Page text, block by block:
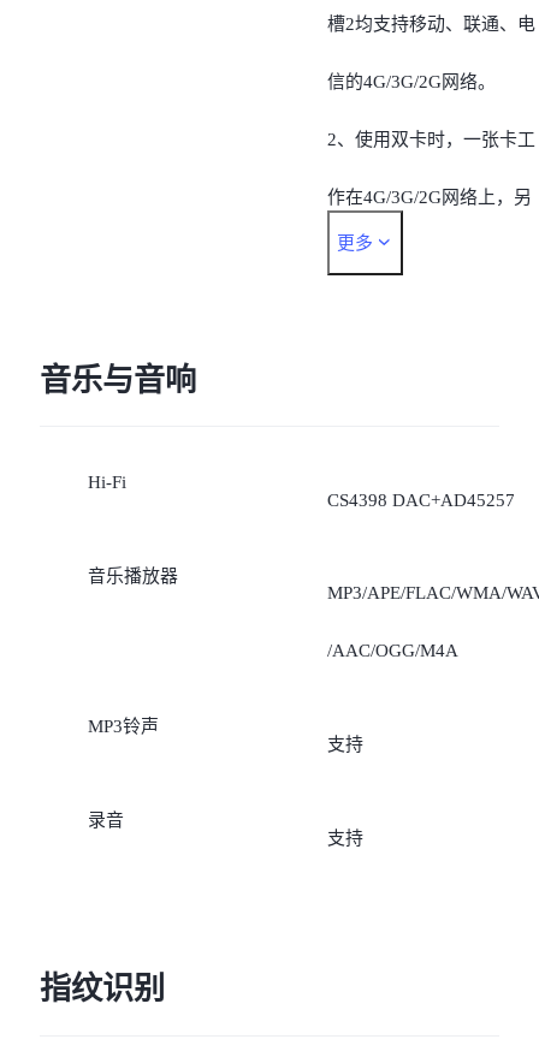
1880/2010 MHz
3G WCDMA： 900/2100
MHz
3G WCDMA： 850/1900
MHz(仅支持国际漫游)
Band2/4/5/7/8 (仅支持国际
漫游）
槽2均支持移动、联通、电
信的4G/3G/2G网络。
2、使用双卡时，一张卡工
作在4G/3G/2G网络上，另
一张卡工作在2G网络上，
更多
音乐与音响
Hi-Fi
CS4398 DAC+AD45257
音乐播放器
MP3/APE/FLAC/WMA/
/AAC/OGG/M4A
MP3铃声
支持
录音
支持
指纹识别